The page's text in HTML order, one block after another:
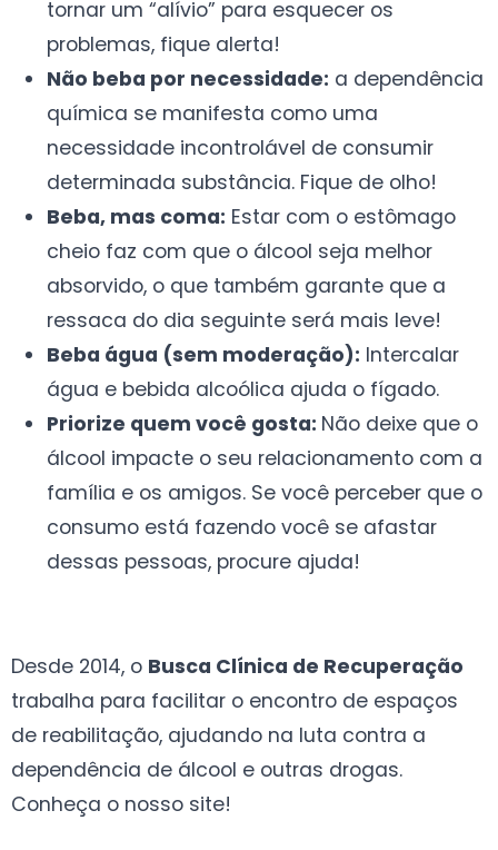
tornar um “alívio” para esquecer os
problemas, fique alerta!
Não beba por necessidade: a dependência
química se manifesta como uma
necessidade incontrolável de consumir
determinada substância. Fique de olho!
Beba, mas coma: Estar com o estômago
cheio faz com que o álcool seja melhor
absorvido, o que também garante que a
ressaca do dia seguinte será mais leve!
Beba água (sem moderação): Intercalar
água e bebida alcoólica ajuda o fígado.
Priorize quem você gosta: Não deixe que o
álcool impacte o seu relacionamento com a
família e os amigos. Se você perceber que o
consumo está fazendo você se afastar
dessas pessoas, procure ajuda!
Desde 2014, o Busca Clínica de Recuperação
trabalha para facilitar o encontro de espaços
de reabilitação, ajudando na luta contra a
dependência de álcool e outras drogas.
Conheça o nosso site!